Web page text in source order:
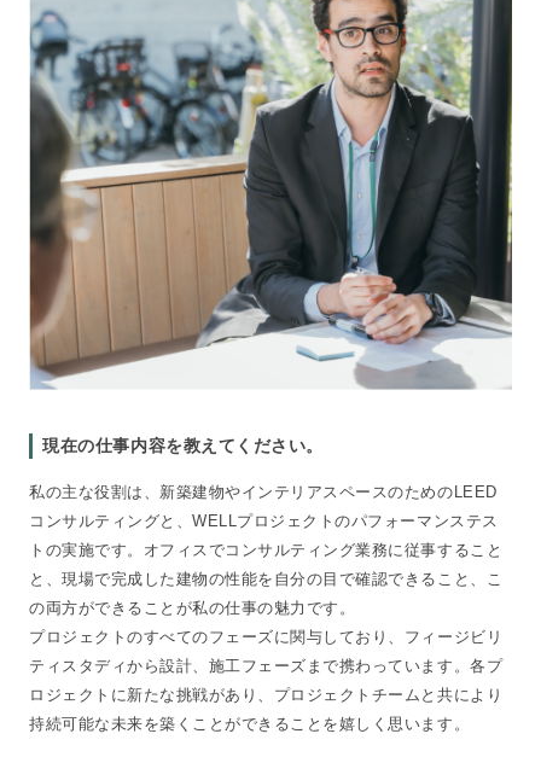
現在の仕事内容を教えてください。
私の主な役割は、新築建物やインテリアスペースのためのLEED
コンサルティングと、WELLプロジェクトのパフォーマンステス
トの実施です。オフィスでコンサルティング業務に従事すること
と、現場で完成した建物の性能を自分の目で確認できること、こ
の両方ができることが私の仕事の魅力です。
プロジェクトのすべてのフェーズに関与しており、フィージビリ
ティスタディから設計、施工フェーズまで携わっています。各プ
ロジェクトに新たな挑戦があり、プロジェクトチームと共により
持続可能な未来を築くことができることを嬉しく思います。